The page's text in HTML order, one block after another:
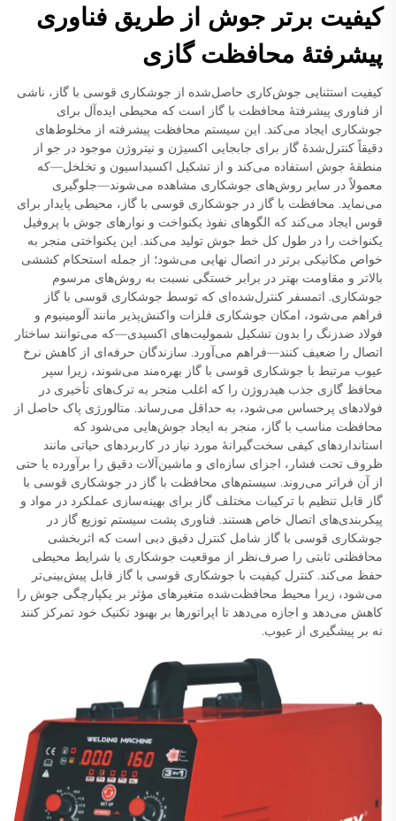
کیفیت برتر جوش از طریق فناوری
پیشرفتهٔ محافظت گازی
کیفیت استثنایی جوش‌کاری حاصل‌شده از جوشکاری قوسی با گاز، ناشی
از فناوری پیشرفتهٔ محافظت با گاز است که محیطی ایده‌آل برای
جوشکاری ایجاد می‌کند. این سیستم محافظت پیشرفته از مخلوط‌های
دقیقاً کنترل‌شدهٔ گاز برای جابجایی اکسیژن و نیتروژن موجود در جو از
منطقهٔ جوش استفاده می‌کند و از تشکیل اکسیداسیون و تخلخل—که
معمولاً در سایر روش‌های جوشکاری مشاهده می‌شوند—جلوگیری
می‌نماید. محافظت با گاز در جوشکاری قوسی با گاز، محیطی پایدار برای
قوس ایجاد می‌کند که الگوهای نفوذ یکنواخت و نوارهای جوش با پروفیل
یکنواخت را در طول کل خط جوش تولید می‌کند. این یکنواختی منجر به
خواص مکانیکی برتر در اتصال نهایی می‌شود؛ از جمله استحکام کششی
بالاتر و مقاومت بهتر در برابر خستگی نسبت به روش‌های مرسوم
جوشکاری. اتمسفر کنترل‌شده‌ای که توسط جوشکاری قوسی با گاز
فراهم می‌شود، امکان جوشکاری فلزات واکنش‌پذیر مانند آلومینیوم و
فولاد ضدزنگ را بدون تشکیل شمولیت‌های اکسیدی—که می‌توانند ساختار
اتصال را ضعیف کنند—فراهم می‌آورد. سازندگان حرفه‌ای از کاهش نرخ
عیوب مرتبط با جوشکاری قوسی با گاز بهره‌مند می‌شوند، زیرا سپر
محافظ گازی جذب هیدروژن را که اغلب منجر به ترک‌های تأخیری در
فولادهای پرحساس می‌شود، به حداقل می‌رساند. متالورژی پاک حاصل از
محافظت مناسب با گاز، منجر به ایجاد جوش‌هایی می‌شود که
استانداردهای کیفی سخت‌گیرانهٔ مورد نیاز در کاربردهای حیاتی مانند
ظروف تحت فشار، اجزای سازه‌ای و ماشین‌آلات دقیق را برآورده یا حتی
از آن فراتر می‌روند. سیستم‌های محافظت با گاز در جوشکاری قوسی با
گاز قابل تنظیم با ترکیبات مختلف گاز برای بهینه‌سازی عملکرد در مواد و
پیکربندی‌های اتصال خاص هستند. فناوری پشت سیستم توزیع گاز در
جوشکاری قوسی با گاز شامل کنترل دقیق دبی است که اثربخشی
محافظتی ثابتی را صرف‌نظر از موقعیت جوشکاری یا شرایط محیطی
حفظ می‌کند. کنترل کیفیت با جوشکاری قوسی با گاز قابل پیش‌بینی‌تر
می‌شود، زیرا محیط محافظت‌شده متغیرهای مؤثر بر یکپارچگی جوش را
کاهش می‌دهد و اجازه می‌دهد تا اپراتورها بر بهبود تکنیک خود تمرکز کنند
نه بر پیشگیری از عیوب.